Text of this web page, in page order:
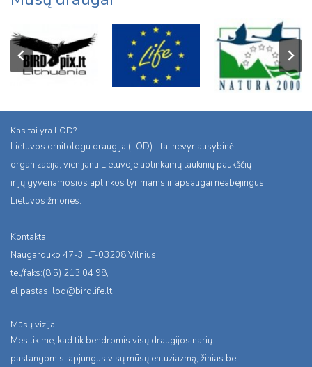
Kas tai yra LOD?
Lietuvos ornitologu draugija (LOD) - tai nevyriausybinė
organizacija, vienijanti Lietuvoje aptinkamų laukinių paukščių
ir jų gyvenamosios aplinkos tyrimams ir apsaugai neabejingus
Lietuvos žmones.
Kontaktai:
Naugarduko 47-3, LT-03208 Vilnius,
tel/faks:(8 5) 213 04 98,
el.pastas: lod@birdlife.lt
Mūsų vizija
Mes tikime, kad tik bendromis visų draugijos narių
pastangomis, apjungus visų mūsų entuziazmą, žinias bei